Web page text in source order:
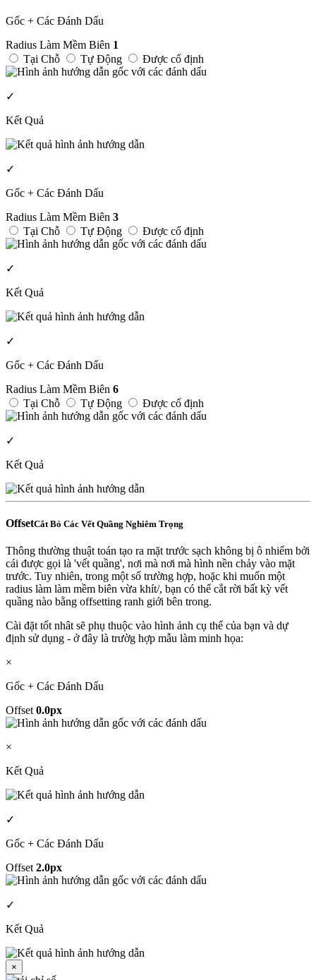
Gốc + Các Đánh Dấu
Radius Làm Mềm Biên 1
Tại Chỗ
Tự Động Được cố định
✓
Kết Quả
✓
Gốc + Các Đánh Dấu
Radius Làm Mềm Biên 3
Tại Chỗ
Tự Động Được cố định
✓
Kết Quả
✓
Gốc + Các Đánh Dấu
Radius Làm Mềm Biên 6
Tại Chỗ
Tự Động Được cố định
✓
Kết Quả
OffsetCắt Bỏ Các Vết Quầng Nghiêm Trọng
Thông thường thuật toán tạo ra mặt trước sạch không bị ô nhiểm bởi
cái được gọi là 'vết quầng', nơi mà nơi mà hình nền chảy vào mặt
trước. Tuy nhiên, trong một số trường hợp, hoặc khi muốn một
radius làm làm mềm biên vừa khít/, bạn có thể cắt rời bất kỳ vết
quầng nào bằng offsetting ranh giới bên trong.
Cài đặt tốt nhât sẽ phụ thuộc vào hình ảnh cụ thể của bạn và dự
định sử dụng - ở đây là trườg hợp mẫu làm minh họa:
×
Gốc + Các Đánh Dấu
Offset 0.0px
×
Kết Quả
✓
Gốc + Các Đánh Dấu
Offset 2.0px
✓
Kết Quả
×